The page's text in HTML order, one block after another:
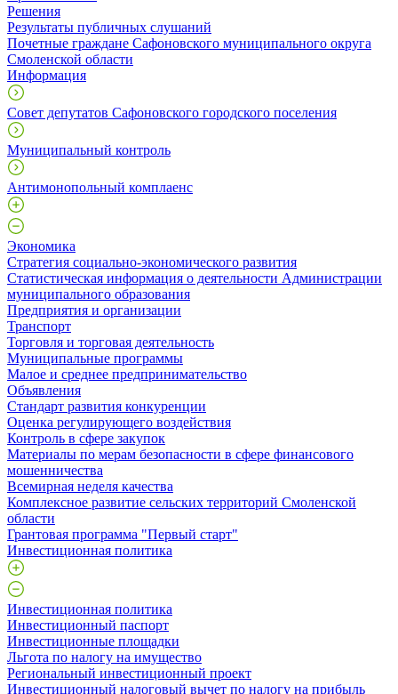
Решения
Результаты публичных слушаний
Почетные граждане Сафоновского муниципального округа
Смоленской области
Информация
Совет депутатов Сафоновского городского поселения
Муниципальный контроль
Антимонопольный комплаенс
Экономика
Стратегия социально-экономического развития
Статистическая информация о деятельности Администрации
муниципального образования
Предприятия и организации
Транспорт
Торговля и торговая деятельность
Муниципальные программы
Малое и среднее предпринимательство
Объявления
Стандарт развития конкуренции
Оценка регулирующего воздействия
Контроль в сфере закупок
Материалы по мерам безопасности в сфере финансового
мошенничества
Всемирная неделя качества
Комплексное развитие сельских территорий Смоленской
области
Грантовая программа "Первый старт"
Инвестиционная политика
Инвестиционная политика
Инвестиционный паспорт
Инвестиционные площадки
Льгота по налогу на имущество
Региональный инвестиционный проект
Инвестиционный налоговый вычет по налогу на прибыль